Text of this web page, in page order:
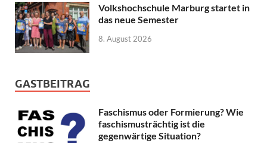
Volkshochschule Marburg startet in
das neue Semester
8. August 2026
GASTBEITRAG
Faschismus oder Formierung? Wie
faschismusträchtig ist die
gegenwärtige Situation?